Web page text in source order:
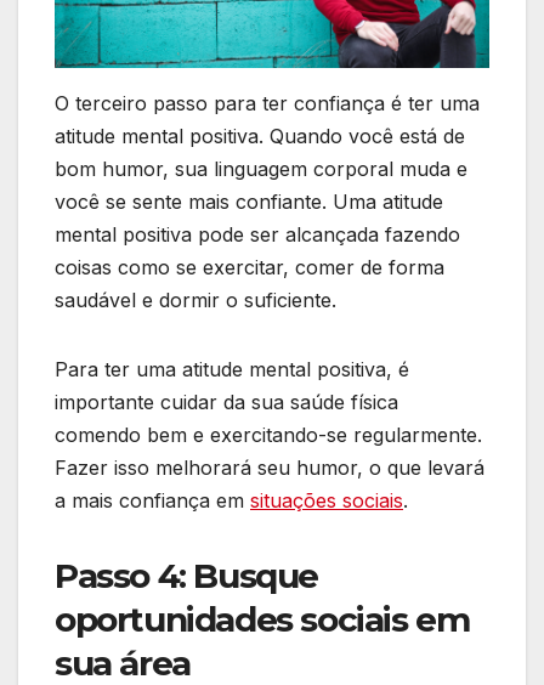
O terceiro passo para ter confiança é ter uma
atitude mental positiva. Quando você está de
bom humor, sua linguagem corporal muda e
você se sente mais confiante. Uma atitude
mental positiva pode ser alcançada fazendo
coisas como se exercitar, comer de forma
saudável e dormir o suficiente.
Para ter uma atitude mental positiva, é
importante cuidar da sua saúde física
comendo bem e exercitando-se regularmente.
Fazer isso melhorará seu humor, o que levará
a mais confiança em situações sociais.
Passo 4: Busque
oportunidades sociais em
sua área